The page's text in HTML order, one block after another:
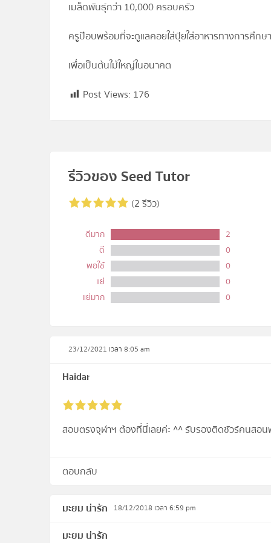
เมล็ดพันธุ์กว่า 10,000 ครอบครัว
ครูป๊อบพร้อมที่จะดูแลคอยใส่ปุ๋ยใส่อาหารทางการศึกษา
เพื่อเป็นต้นใม้ใหญ่ในอนาคต
Post Views: 176
รีวิวของ Seed Tutor
(2 รีวิว)
ดีมาก
2
ดี
0
พอใช้
0
แย่
0
แย่มาก
0
23/12/2021 เวลา 8:05 am
Haidar
สอบตรงจุฬาฯ ต้องที่นี่เลยค่ะ ^^ รับรองติดชัวร์คนสอน
ตอบกลับ
มะยม น่ารัก 18/12/2018 เวลา 6:59 pm
มะยม น่ารัก